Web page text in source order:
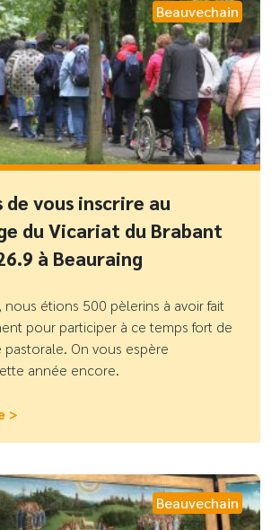
Beauvechain
de vous inscrire au
du Vicariat du Brabant
à Beauraing
nous étions 500 pèlerins à avoir fait
pour participer à ce temps fort de
On vous espère
année encore.
>
Beauvechain